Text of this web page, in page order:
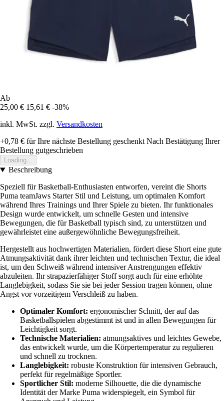
Ab
25,00 € 15,61 € -38%
inkl. MwSt. zzgl. Versandkosten
+0,78 € für Ihre nächste Bestellung geschenkt Nach Bestätigung Ihrer
Bestellung gutgeschrieben
Loading...
Beschreibung
Speziell für Basketball-Enthusiasten entworfen, vereint die Shorts
Puma teamJaws Starter Stil und Leistung, um optimalen Komfort
während Ihres Trainings und Ihrer Spiele zu bieten. Ihr funktionales
Design wurde entwickelt, um schnelle Gesten und intensive
Bewegungen, die für Basketball typisch sind, zu unterstützen und
gewährleistet eine außergewöhnliche Bewegungsfreiheit.
Hergestellt aus hochwertigen Materialien, fördert diese Short eine gute
Atmungsaktivität dank ihrer leichten und technischen Textur, die ideal
ist, um den Schweiß während intensiver Anstrengungen effektiv
abzuleiten. Ihr strapazierfähiger Stoff sorgt auch für eine erhöhte
Langlebigkeit, sodass Sie sie bei jeder Session tragen können, ohne
Angst vor vorzeitigem Verschleiß zu haben.
Optimaler Komfort: ergonomischer Schnitt, der auf das
Basketballspielen abgestimmt ist und in allen Bewegungen für
Leichtigkeit sorgt.
Technische Materialien: atmungsaktives und leichtes Gewebe,
das entwickelt wurde, um die Körpertemperatur zu regulieren
und schnell zu trocknen.
Langlebigkeit: robuste Konstruktion für intensiven Gebrauch,
perfekt für regelmäßige Sportler.
Sportlicher Stil: moderne Silhouette, die die dynamische
Identität der Marke Puma widerspiegelt, ein Symbol für